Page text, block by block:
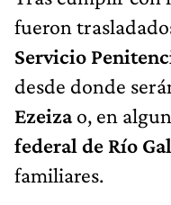
fueron
Servicio
desde donde
Ezeizao, en
federal de Río
familiares.